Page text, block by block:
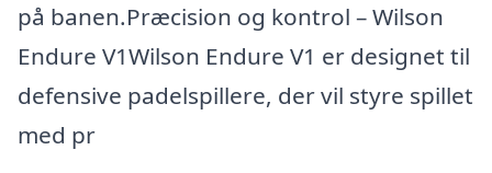
på banen.Præcision og kontrol – Wilson
Endure V1Wilson Endure V1 er designet til
defensive padelspillere, der vil styre spillet
med pr